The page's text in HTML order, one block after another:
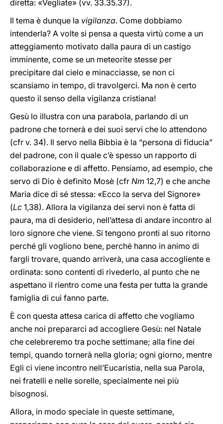
diretta: «Vegliate» (vv. 33.35.37).
Il tema è dunque la vigilanza. Come dobbiamo
intenderla? A volte si pensa a questa virtù come a un
atteggiamento motivato dalla paura di un castigo
imminente, come se un meteorite stesse per
precipitare dal cielo e minacciasse, se non ci
scansiamo in tempo, di travolgerci. Ma non è certo
questo il senso della vigilanza cristiana!
Gesù lo illustra con una parabola, parlando di un
padrone che tornerà e dei suoi servi che lo attendono
(cfr v. 34). Il servo nella Bibbia è la “persona di fiducia”
del padrone, con il quale c’è spesso un rapporto di
collaborazione e di affetto. Pensiamo, ad esempio, che
servo di Dio è definito Mosè (cfr Nm 12,7) e che anche
Maria dice di sé stessa: «Ecco la serva del Signore»
(Lc 1,38). Allora la vigilanza dei servi non è fatta di
paura, ma di desiderio, nell’attesa di andare incontro al
loro signore che viene. Si tengono pronti al suo ritorno
perché gli vogliono bene, perché hanno in animo di
fargli trovare, quando arriverà, una casa accogliente e
ordinata: sono contenti di rivederlo, al punto che ne
aspettano il rientro come una festa per tutta la grande
famiglia di cui fanno parte.
È con questa attesa carica di affetto che vogliamo
anche noi prepararci ad accogliere Gesù: nel Natale
che celebreremo tra poche settimane; alla fine dei
tempi, quando tornerà nella gloria; ogni giorno, mentre
Egli ci viene incontro nell’Eucaristia, nella sua Parola,
nei fratelli e nelle sorelle, specialmente nei più
bisognosi.
Allora, in modo speciale in queste settimane,